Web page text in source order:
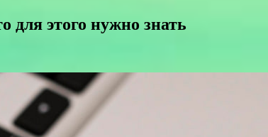
для этого нужно знать